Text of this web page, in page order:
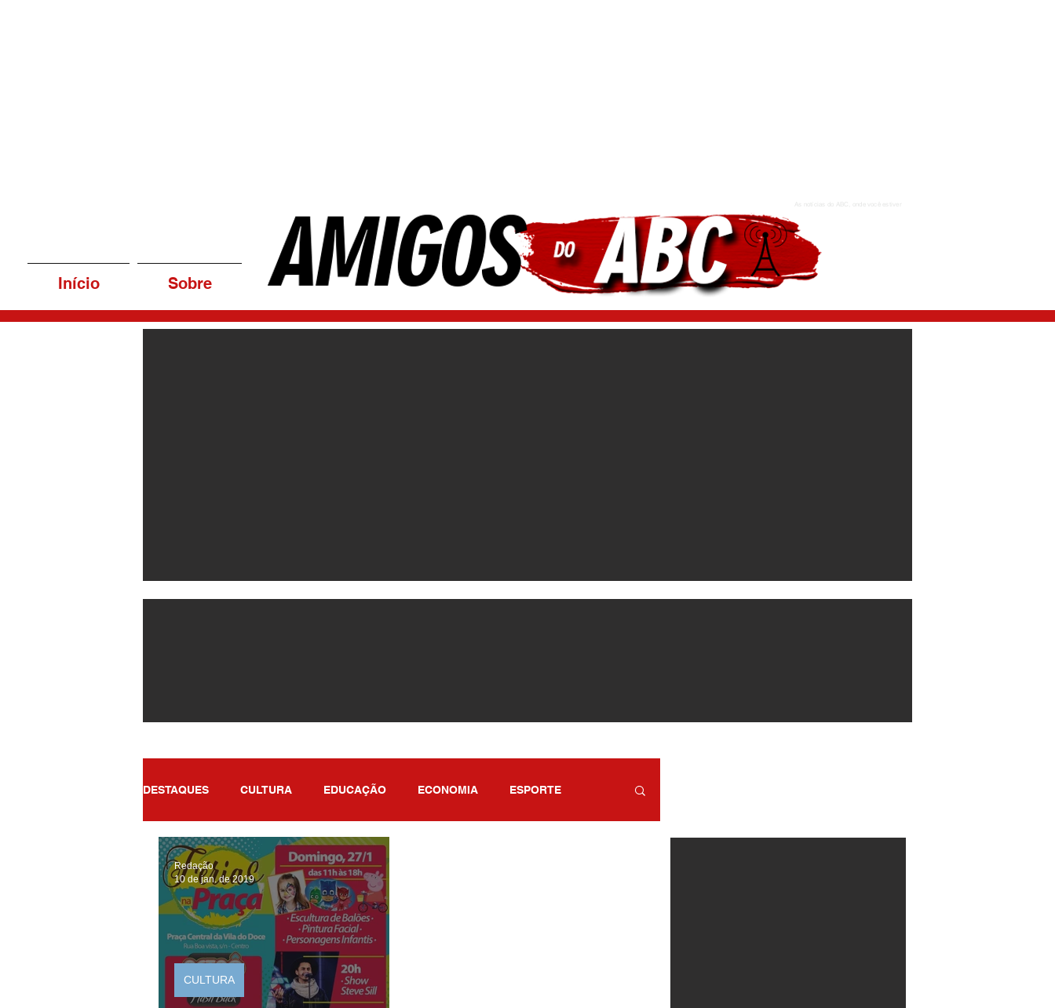
Início Sobre
As notícias do ABC, onde você estiver
DESTAQUES CULTURA EDUCAÇÃO ECONOMIA ESPORTE
POLÍTICA SAÚDE ENTRETENIMENTO
CULTURA
Redação
10 de jan. de 2019